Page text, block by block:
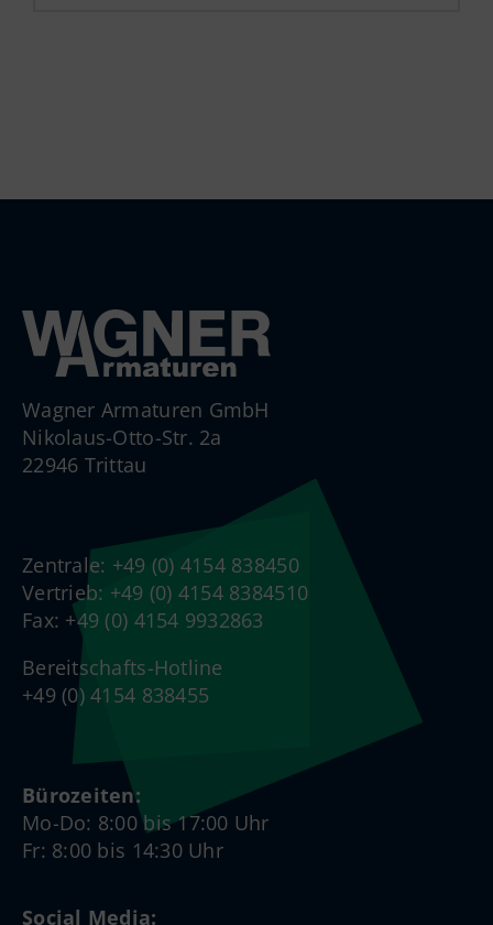
Wagner Armaturen GmbH
Nikolaus-Otto-Str. 2a
22946 Trittau
Zentrale: +49 (0) 4154 838450
Vertrieb: +49 (0) 4154 8384510
Fax: +49 (0) 4154 9932863
Bereitschafts-Hotline
+49 (0) 4154 838455
Bürozeiten:
Mo-Do: 8:00 bis 17:00 Uhr
Fr: 8:00 bis 14:30 Uhr
Social Media: